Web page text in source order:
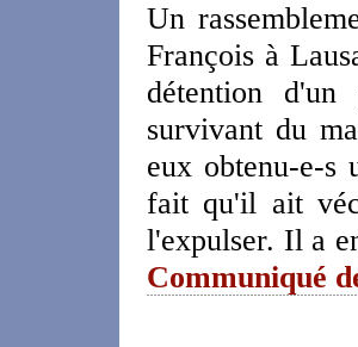
Un
François à
détention
survivant du
eux obtenu-e-s
fait qu'il ait
l'expulser. Il a
Communiqué